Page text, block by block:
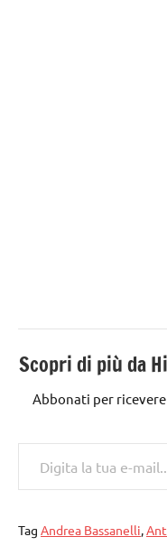
Scopri di più da
Abbonati per
Digita la tua e-mail...
Tag Andrea Bassanelli,